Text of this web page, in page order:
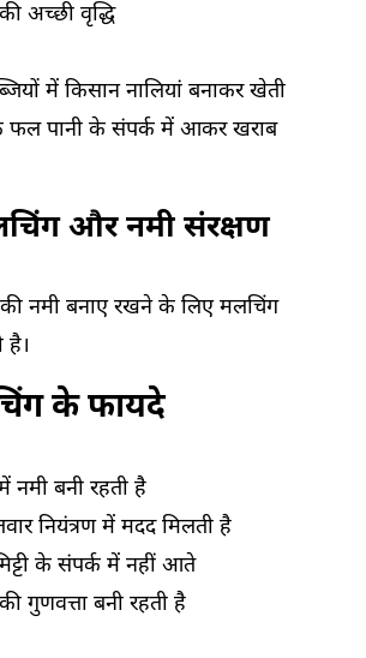
अच्छी वृद्धि
में किसान नालियां बनाकर खेती
फल पानी के संपर्क में आकर खराब
और नमी संरक्षण
की नमी बनाए रखने के लिए मलचिंग
है।
के फायदे
में नमी बनी रहती है
नियंत्रण में मदद मिलती है
के संपर्क में नहीं आते
गुणवत्ता बनी रहती है